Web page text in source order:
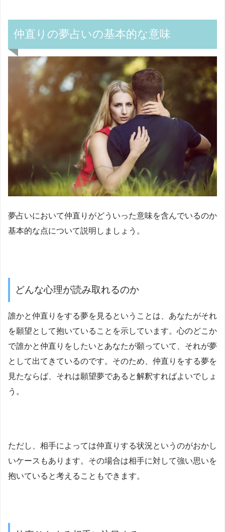
仲直りの夢占いの基本的な意味
夢占いにおいて仲直りがどういった意味を含んでいるのか
基本的な点について説明しましょう。
どんな心理が読み取れるのか
誰かと仲直りをする夢を見るということは、あなたがそれ
を願望として抱いていることを示しています。心のどこか
で誰かと仲直りをしたいとあなたが願っていて、それが夢
として出てきているのです。そのため、仲直りをする夢を
見たならば、それは願望夢であると解釈すればよいでしょ
う。
ただし、相手によっては仲直りする状況というのがおかし
いケースもあります。その場合は相手に対して強い思いを
抱いていると考えることもできます。